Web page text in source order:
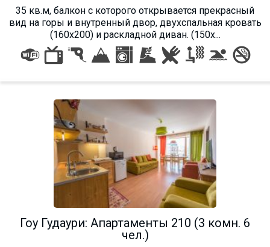
35 кв.м, балкон с которого открывается прекрасный
вид на горы и внутренный двор, двухспальная кровать
(160х200) и раскладной диван. (150х...
Гоу Гудаури: Апартаменты 210 (3 комн. 6
чел.)